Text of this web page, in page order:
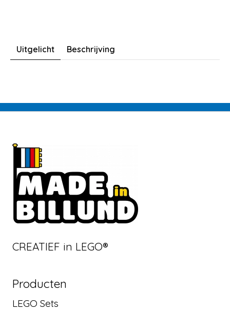
Uitgelicht Beschrijving
CREATIEF in LEGO®
Producten
LEGO Sets